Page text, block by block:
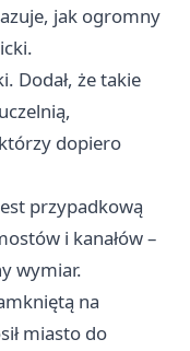
jak ogromny
Dodał, że takie
dopiero
przypadkową
i kanałów –
wymiar.
na
miasto do